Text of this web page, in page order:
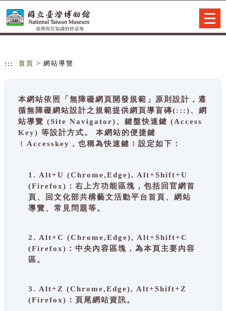
::: 首頁 > 網站導覽
本網站依照「無障礙網頁開發規範」原則設計，遵
循無障礙網站設計之規範提供網頁導盲磚(:::)、網
站導覽 (Site Navigator)、鍵盤快速鍵 (Access
Key) 等設計方式。 本網站的便捷鍵
﹝Accesskey，也稱為快速鍵﹞設定如下：
1. Alt+U (Chrome,Edge), Alt+Shift+U
(Firefox)：右上方功能區塊，包括回官網首
頁、回文化部共構藝文活動平台首頁、網站
導覽、常見問題等。
2. Alt+C (Chrome,Edge), Alt+Shift+C
(Firefox)：中央內容區塊，為本頁主要內容
區。
3. Alt+Z (Chrome,Edge), Alt+Shift+Z
(Firefox)：頁尾網站資訊。